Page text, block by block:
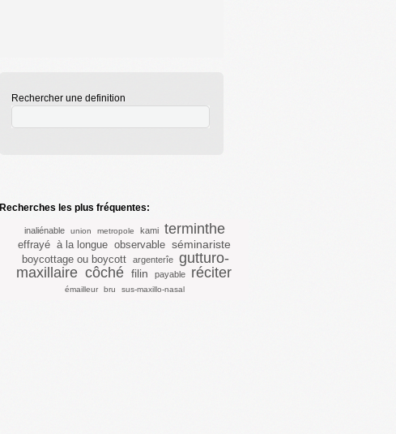
Rechercher une definition
Recherches les plus fréquentes:
inaliénable union metropole kami terminthe
effrayé à la longue observable séminariste
boycottage ou boycott argenterîe
gutturo-
maxillaire côché filin payable réciter
émailleur bru sus-maxillo-nasal